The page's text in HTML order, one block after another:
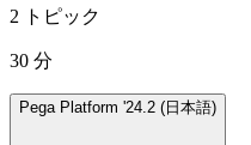
2 トピック
30 分
Pega Platform '24.2 (日本語)